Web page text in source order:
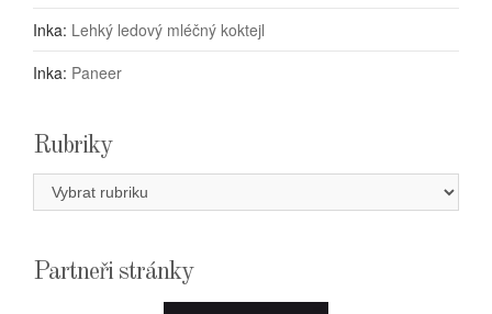
Inka: Lehký ledový mléčný koktejl
Inka: Paneer
Rubriky
Rubriky
Partneři stránky